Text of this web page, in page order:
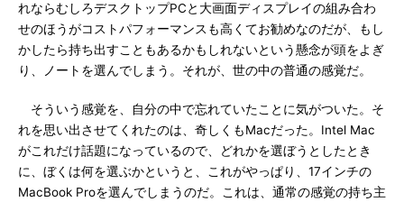
れならむしろデスクトップPCと大画面ディスプレイの組み合わ
せのほうがコストパフォーマンスも高くてお勧めなのだが、もし
かしたら持ち出すこともあるかもしれないという懸念が頭をよぎ
り、ノートを選んでしまう。それが、世の中の普通の感覚だ。
そういう感覚を、自分の中で忘れていたことに気がついた。そ
れを思い出させてくれたのは、奇しくもMacだった。Intel Mac
がこれだけ話題になっているので、どれかを選ぼうとしたとき
に、ぼくは何を選ぶかというと、これがやっぱり、17インチの
MacBook Proを選んでしまうのだ。これは、通常の感覚の持ち主